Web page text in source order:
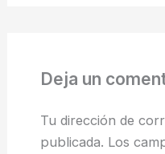
Deja un
Tu dirección de
publicada. Los